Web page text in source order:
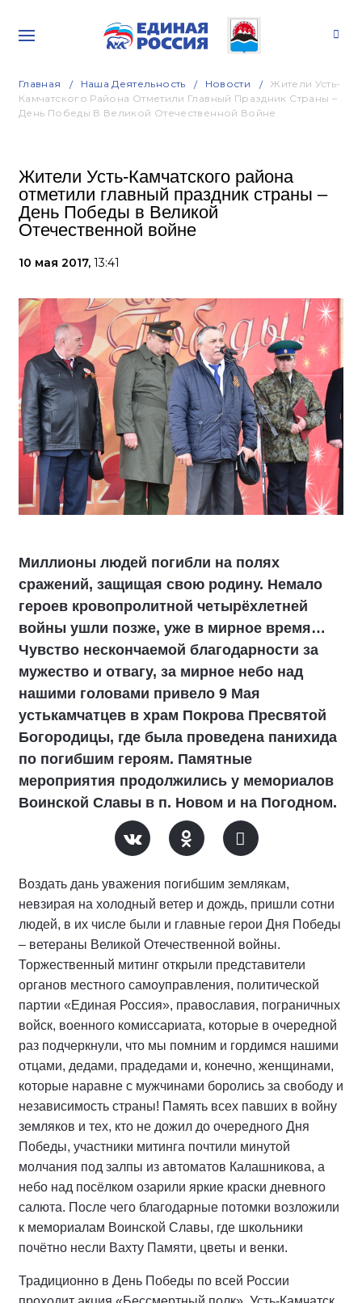
Главная Наша Деятельность Новости
Жители Усть-
Камчатского Района Отметили Главный Праздник Страны –
День Победы В Великой Отечественной Войне
Жители Усть-Камчатского района
отметили главный праздник страны –
День Победы в Великой
Отечественной войне
10 мая 2017, 13:41
Миллионы людей погибли на полях
сражений, защищая свою родину. Немало
героев кровопролитной четырёхлетней
войны ушли позже, уже в мирное время…
Чувство нескончаемой благодарности за
мужество и отвагу, за мирное небо над
нашими головами привело 9 Мая
устькамчатцев в храм Покрова Пресвятой
Богородицы, где была проведена панихида
по погибшим героям. Памятные
мероприятия продолжились у мемориалов
Воинской Славы в п. Новом и на Погодном.
Воздать дань уважения погибшим землякам,
невзирая на холодный ветер и дождь, пришли сотни
людей, в их числе были и главные герои Дня Победы
– ветераны Великой Отечественной войны.
Торжественный митинг открыли представители
органов местного самоуправления, политической
партии «Единая Россия», православия, пограничных
войск, военного комиссариата, которые в очередной
раз подчеркнули, что мы помним и гордимся нашими
отцами, дедами, прадедами и, конечно, женщинами,
которые наравне с мужчинами боролись за свободу и
независимость страны! Память всех павших в войну
земляков и тех, кто не дожил до очередного Дня
Победы, участники митинга почтили минутой
молчания под залпы из автоматов Калашникова, а
небо над посёлком озарили яркие краски дневного
салюта. После чего благодарные потомки возложили
к мемориалам Воинской Славы, где школьники
почётно несли Вахту Памяти, цветы и венки.
Традиционно в День Победы по всей России